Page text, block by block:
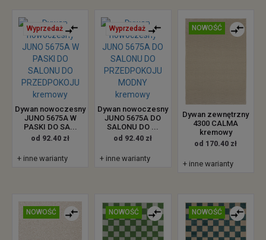
Wyprzedaż
Dywan nowoczesny
JUNO 5675A W
PASKI DO SA...
od 92.40 zł
+ inne warianty
Wyprzedaż
Dywan nowoczesny
JUNO 5675A DO
SALONU DO ...
od 92.40 zł
+ inne warianty
NOWOŚĆ
Dywan zewnętrzny
4300 CALMA
kremowy
od 170.40 zł
+ inne warianty
NOWOŚĆ NOWOŚĆ NOWOŚĆ